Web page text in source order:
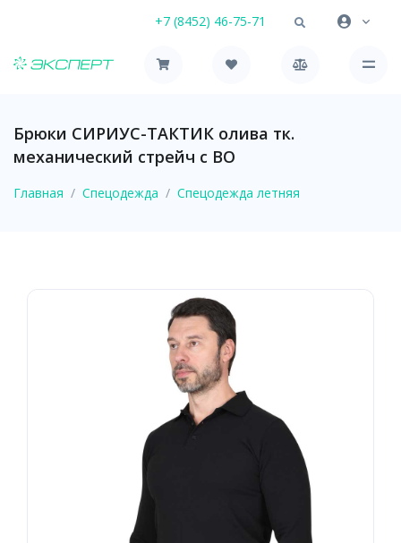
+7 (8452) 46-75-71
Брюки СИРИУС-ТАКТИК олива тк.
механический стрейч с ВО
Главная Спецодежда Спецодежда летняя